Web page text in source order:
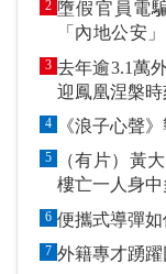
2 墮假官員電騙案 富婆被當「提款機」失
「內地公安」來
指定戶口作
3 去年逾3.1萬外國
4
5
（有片）黃
樓亡一人身
6 便攜式導彈
7